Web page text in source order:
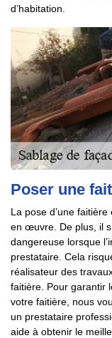
d’habitation.
Poser une
La pose d’une
en œuvre. De plus, il
dangereuse lorsque
prestataire. Cela
réalisateur des
faitière. Pour garantir
votre faitière, nous
un prestataire
aide à obtenir le